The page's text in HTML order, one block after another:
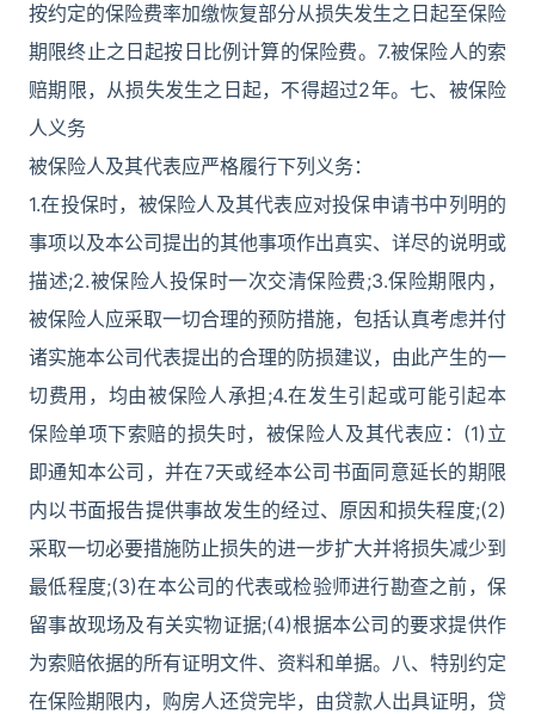
按约定的保险费率加缴恢复部分从损失发生之日起至保险
期限终止之日起按日比例计算的保险费。7.被保险人的索
赔期限，从损失发生之日起，不得超过2年。七、被保险
人义务
被保险人及其代表应严格履行下列义务：
1.在投保时，被保险人及其代表应对投保申请书中列明的
事项以及本公司提出的其他事项作出真实、详尽的说明或
描述;2.被保险人投保时一次交清保险费;3.保险期限内，
被保险人应采取一切合理的预防措施，包括认真考虑并付
诸实施本公司代表提出的合理的防损建议，由此产生的一
切费用，均由被保险人承担;4.在发生引起或可能引起本
保险单项下索赔的损失时，被保险人及其代表应：(1)立
即通知本公司，并在7天或经本公司书面同意延长的期限
内以书面报告提供事故发生的经过、原因和损失程度;(2)
采取一切必要措施防止损失的进一步扩大并将损失减少到
最低程度;(3)在本公司的代表或检验师进行勘查之前，保
留事故现场及有关实物证据;(4)根据本公司的要求提供作
为索赔依据的所有证明文件、资料和单据。八、特别约定
在保险期限内，购房人还贷完毕，由贷款人出具证明，贷